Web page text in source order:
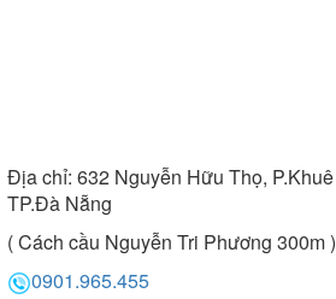
Địa chỉ: 632 Nguyễn Hữu Thọ,
TP.Đà Nẵng
( Cách cầu Nguyễn Tri Phương 300m )
0901.965.455